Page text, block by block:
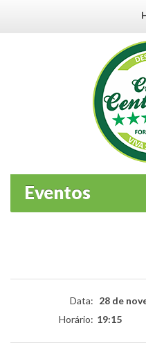
Eventos
Data: 28 de
Horário: 19:15